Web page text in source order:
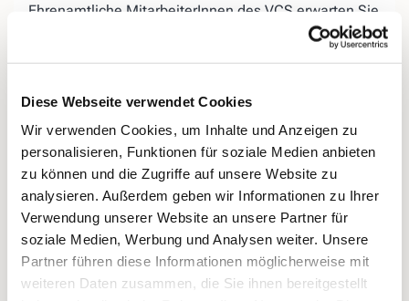
Diese Webseite verwendet Cookies
Wir verwenden Cookies, um Inhalte und Anzeigen zu
personalisieren, Funktionen für soziale Medien anbieten
zu können und die Zugriffe auf unsere Website zu
analysieren. Außerdem geben wir Informationen zu Ihrer
Verwendung unserer Website an unsere Partner für
soziale Medien, Werbung und Analysen weiter. Unsere
Partner führen diese Informationen möglicherweise mit
weiteren Daten zusammen, die Sie ihnen bereitgestellt
Ehrenamtliche MitarbeiterInnen des VCS erwarten Sie
auf der «Lebensbank« am Evangelischen Friedhof in
Gelegenheit, miteinander insGespräch zu kommen,
Ihrer Trauer einen Ort zu geben, aber auch
IhrHoffnungen für das zukünftige Leben ohne den
geliebten Menschen.
Bei Regenwetter treffen wir uns donnerstagsin der
„Speisekammer 16“ (ehemals Blumen König),
Kirchender Dorfweg 16.